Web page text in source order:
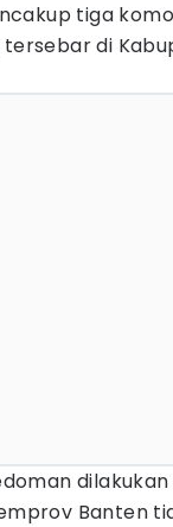
tiga
di
Banten